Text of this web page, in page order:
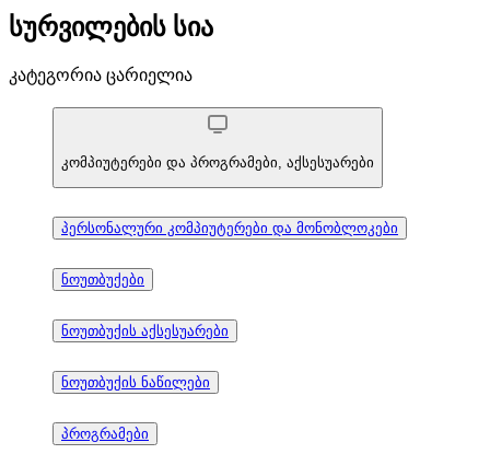
სურვილების სია
კატეგორია ცარიელია
კომპიუტერები და პროგრამები, აქსესუარები
პერსონალური კომპიუტერები და მონობლოკები
ნოუთბუქები
ნოუთბუქის აქსესუარები
ნოუთბუქის ნაწილები
პროგრამები